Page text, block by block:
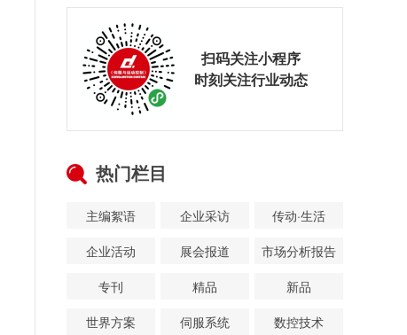
扫码关注小程序
时刻关注行业动态
热门栏目
主编絮语 企业采访
传动·生活
企业活动
展会报道
市场分析报告
专刊
精品
新品
世界方案
伺服系统 数控技术